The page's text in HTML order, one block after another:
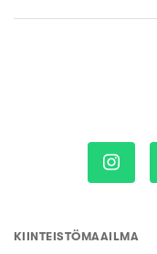
KIINTEISTÖMAAILMA